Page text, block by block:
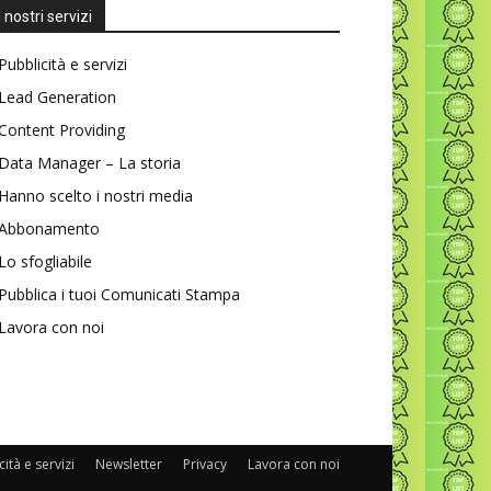
I nostri servizi
Pubblicità e servizi
Lead Generation
Providing
Data Manager – La storia
Hanno scelto i nostri media
Lo sfogliabile
Pubblica i tuoi Comunicati Stampa
Lavora con noi
e servizi Newsletter Privacy Lavora con noi